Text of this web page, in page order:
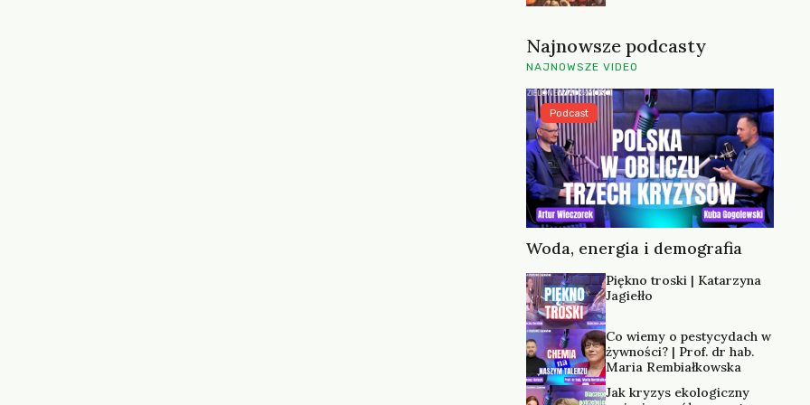
Najnowsze podcasty
NAJNOWSZE VIDEO
Woda, energia i demografia
Podcast
Piękno troski | Katarzyna
Jagiełło
Co wiemy o pestycydach w
żywności? | Prof. dr hab.
Maria Rembiałkowska
Jak kryzys ekologiczny